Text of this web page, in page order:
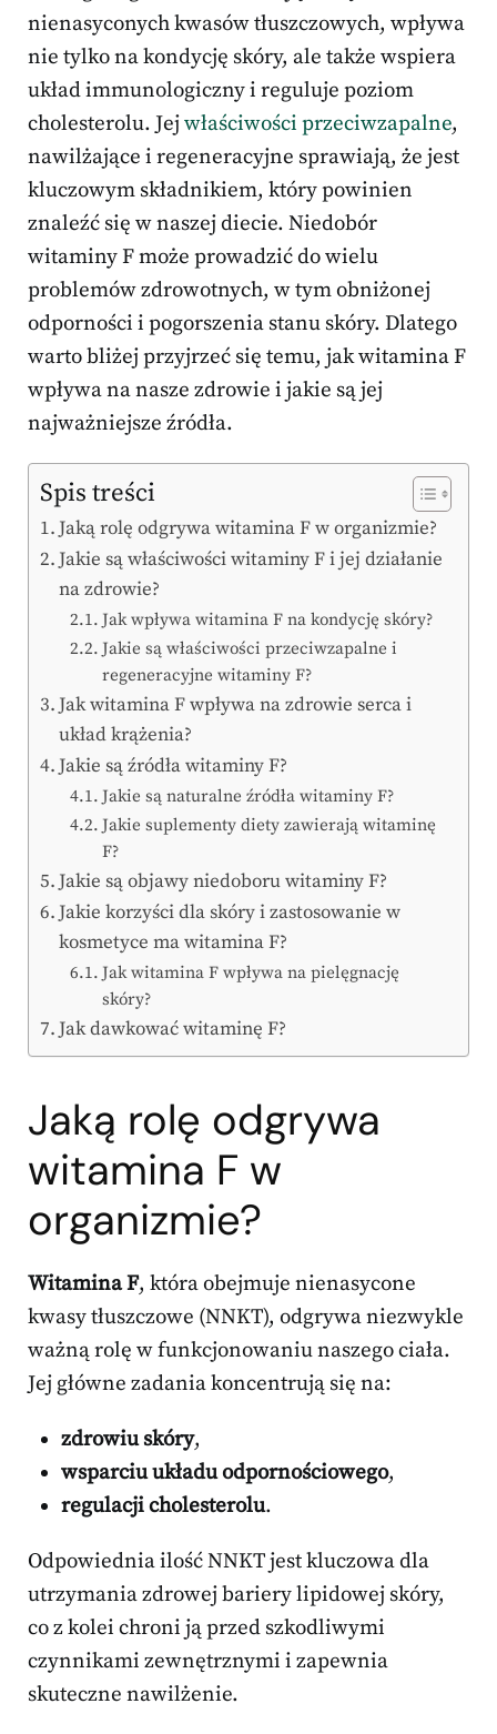
nienasyconych kwasów tłuszczowych, wpływa
nie tylko na kondycję skóry, ale także wspiera
układ immunologiczny i reguluje poziom
cholesterolu. Jejwłaściwości przeciwzapalne,
nawilżające i regeneracyjne sprawiają, że jest
kluczowym składnikiem, który powinien
znaleźć się w naszej diecie. Niedobór
witaminy F może prowadzić do wielu
problemów zdrowotnych, w tym obniżonej
odporności i pogorszenia stanu skóry. Dlatego
warto bliżej przyjrzeć się temu, jak witamina F
wpływa na nasze zdrowie i jakie są jej
najważniejsze źródła.
Spis treści
Jaką rolę odgrywa witamina F w organizmie?
Jakie są właściwości witaminy F i jej działanie
na zdrowie?
Jak wpływa witamina F na kondycję skóry?
Jakie są właściwości przeciwzapalne i
regeneracyjne witaminy F?
Jak witamina F wpływa na zdrowie serca i
układ krążenia?
Jakie są źródła witaminy F?
Jakie są naturalne źródła witaminy F?
Jakie suplementy diety zawierają witaminę
F?
Jakie są objawy niedoboru witaminy F?
Jakie korzyści dla skóry i zastosowanie w
kosmetyce ma witamina F?
Jak witamina F wpływa na pielęgnację
skóry?
Jak dawkować witaminę F?
Jaką rolę odgrywa
witamina F w
organizmie?
Witamina F, która obejmuje nienasycone
kwasy tłuszczowe (NNKT), odgrywa niezwykle
ważną rolę w funkcjonowaniu naszego ciała.
Jej główne zadania koncentrują się na:
zdrowiu skóry,
wsparciu układu odpornościowego,
regulacji cholesterolu.
Odpowiednia ilość NNKT jest kluczowa dla
utrzymania zdrowej bariery lipidowej skóry,
co z kolei chroni ją przed szkodliwymi
czynnikami zewnętrznymi i zapewnia
skuteczne nawilżenie.